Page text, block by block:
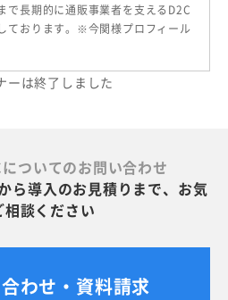
で長期的に通販事業者を支えるD2C
ております。※今関様プロフィール
ーは終了しました
ついてのお問い合わせ
ら導入のお見積りまで、お気
相談ください
わせ・資料請求